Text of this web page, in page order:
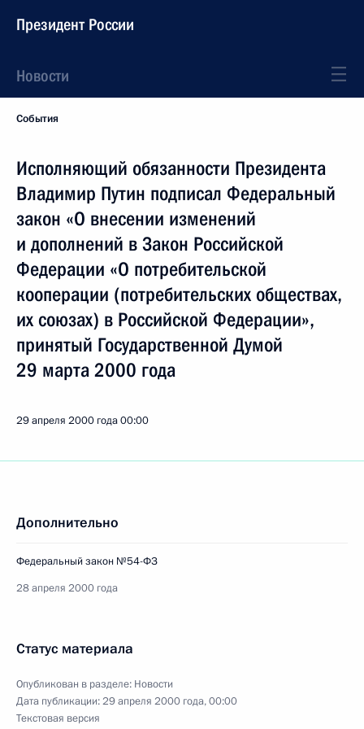
Президент России
Новости
События
Исполняющий обязанности Президента
Владимир Путин подписал Федеральный
закон «О внесении изменений
и дополнений в Закон Российской
Федерации «О потребительской
кооперации (потребительских обществах,
их союзах) в Российской Федерации»,
принятый Государственной Думой
29 марта 2000 года
29 апреля 2000 года00:00
Дополнительно
Федеральный закон №54-ФЗ
28 апреля 2000 года
Статус материала
Опубликован в разделе: Новости
Дата публикации:29 апреля 2000 года, 00:00
Текстовая версия